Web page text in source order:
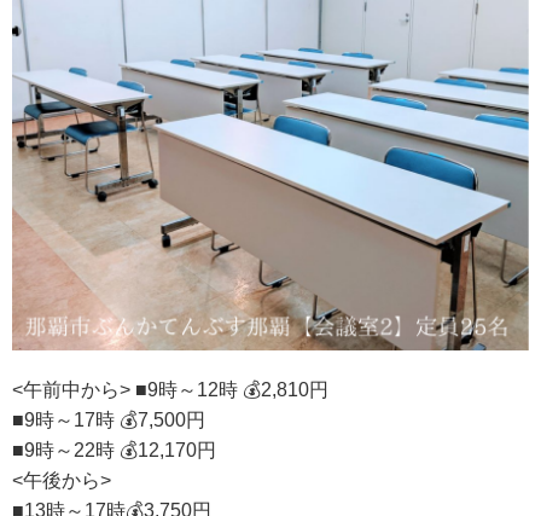
<午前中から> ■9時～12時 💰2,810円
■9時～17時 💰7,500円
■9時～22時 💰12,170円
<午後から>
■13時～17時💰3,750円